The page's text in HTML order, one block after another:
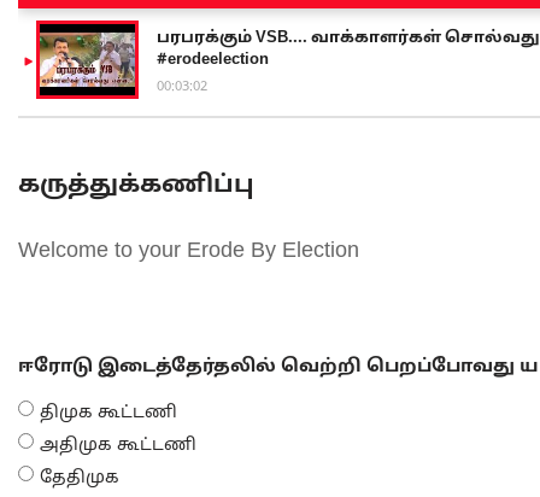
பரபரக்கும் VSB.... வாக்காளர்கள் சொல்வது
#erodeelection
00:03:02
கருத்துக்கணிப்பு
Welcome to your Erode By Election
ஈரோடு இடைத்தேர்தலில் வெற்றி பெறப்போவது
திமுக கூட்டணி
அதிமுக கூட்டணி
தேதிமுக